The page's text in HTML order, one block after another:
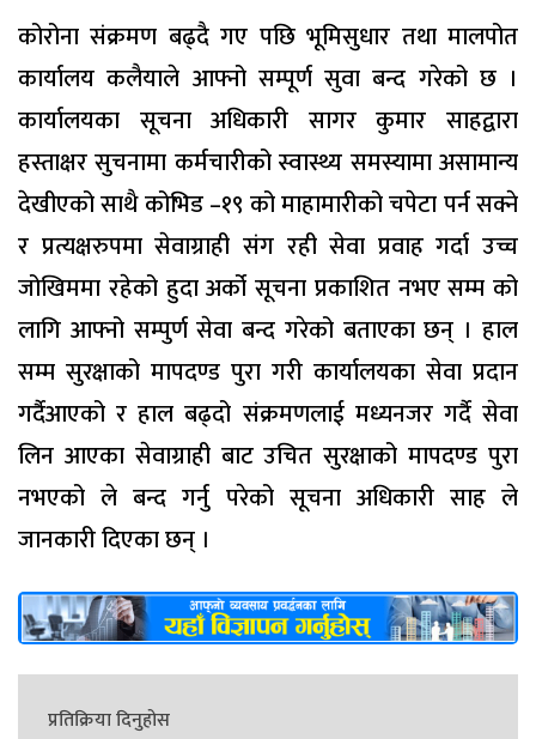
कोरोना संक्रमण बढ्दै गए पछि भूमिसुधार तथा मालपोत
कार्यालय कलैयाले आफ्नो सम्पूर्ण सुवा बन्द गरेको छ ।
कार्यालयका सूचना अधिकारी सागर कुमार साहद्वारा
हस्ताक्षर सुचनामा कर्मचारीको स्वास्थ्य समस्यामा असामान्य
देखीएको साथै कोभिड –१९ को माहामारीको चपेटा पर्न सक्ने
र प्रत्यक्षरुपमा सेवाग्राही संग रही सेवा प्रवाह गर्दा उच्च
जोखिममा रहेको हुदा अर्को सूचना प्रकाशित नभए सम्म को
लागि आफ्नो सम्पुर्ण सेवा बन्द गरेको बताएका छन् । हाल
सम्म सुरक्षाको मापदण्ड पुरा गरी कार्यालयका सेवा प्रदान
गर्दैआएको र हाल बढ्दो संक्रमणलाई मध्यनजर गर्दै सेवा
लिन आएका सेवाग्राही बाट उचित सुरक्षाको मापदण्ड पुरा
नभएको ले बन्द गर्नु परेको सूचना अधिकारी साह ले
जानकारी दिएका छन् ।
प्रतिक्रिया दिनुहोस